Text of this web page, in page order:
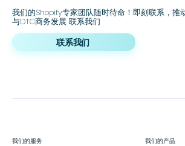
我们的Shopify专家团队随时待命！即刻联系，推
与DTC商务发展 联系我们
联系我们
我们的服务 我们的产品